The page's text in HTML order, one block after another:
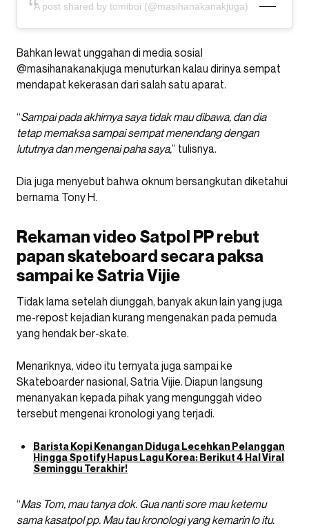
A post shared by tomiboi (@masihanakanakjuga)
Bahkan lewat unggahan di media sosial
@masihanakanakjuga menuturkan kalau dirinya sempat
mendapat kekerasan dari salah satu aparat.
“Sampai pada akhirnya saya tidak mau dibawa, dan dia
tetap memaksa sampai sempat menendang dengan
lututnya dan mengenai paha saya,” tulisnya.
Dia juga menyebut bahwa oknum bersangkutan diketahui
bernama Tony H.
Rekaman video Satpol PP rebut
papan skateboard secara paksa
sampai ke Satria Vijie
Tidak lama setelah diunggah, banyak akun lain yang juga
me-repost kejadian kurang mengenakan pada pemuda
yang hendak ber-skate.
Menariknya, video itu ternyata juga sampai ke
Skateboarder nasional, Satria Vijie. Diapun langsung
menanyakan kepada pihak yang mengunggah video
tersebut mengenai kronologi yang terjadi.
Barista Kopi Kenangan Diduga Lecehkan Pelanggan
Hingga Spotify Hapus Lagu Korea: Berikut 4 Hal Viral
Seminggu Terakhir!
“Mas Tom, mau tanya dok. Gua nanti sore mau ketemu
sama kasatpol pp. Mau tau kronologi yang kemarin lo itu.